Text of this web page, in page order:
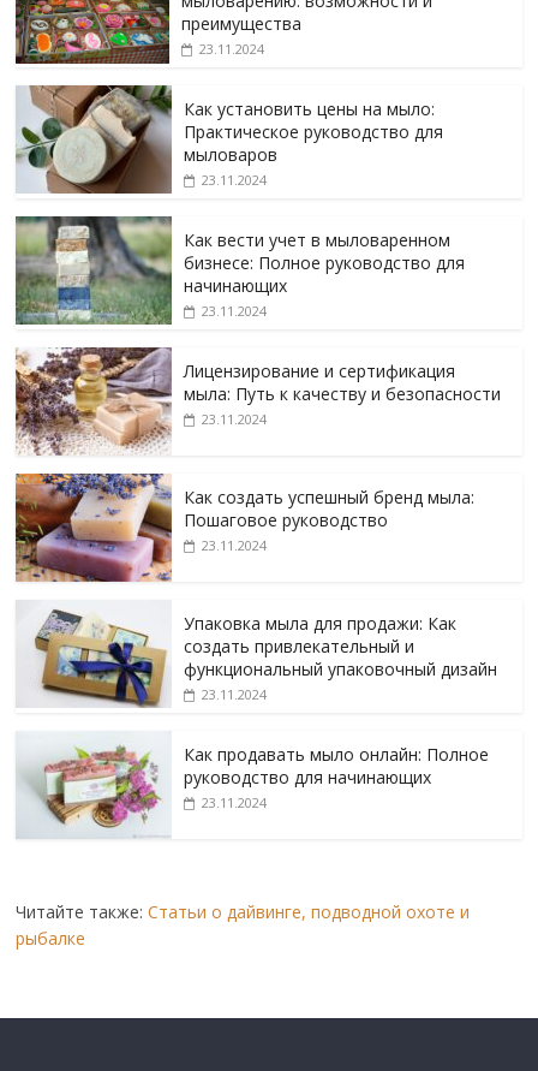
преимущества
23.11.2024
Как установить цены на мыло:
Практическое руководство для
мыловаров
23.11.2024
Как вести учет в мыловаренном
бизнесе: Полное руководство для
начинающих
23.11.2024
Лицензирование и сертификация
мыла: Путь к качеству и безопасности
23.11.2024
Как создать успешный бренд мыла:
Пошаговое руководство
23.11.2024
Упаковка мыла для продажи: Как
создать привлекательный и
функциональный упаковочный дизайн
23.11.2024
Как продавать мыло онлайн: Полное
руководство для начинающих
23.11.2024
Читайте также:Статьи о дайвинге, подводной охоте и
рыбалке